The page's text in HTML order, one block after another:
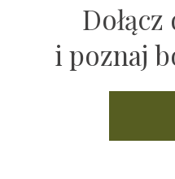
i poznaj